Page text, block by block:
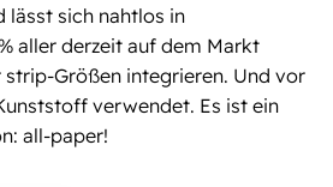
lässt sich nahtlos in
aller derzeit auf dem Markt
Größen integrieren. Und vor
verwendet. Es ist ein
all-paper!